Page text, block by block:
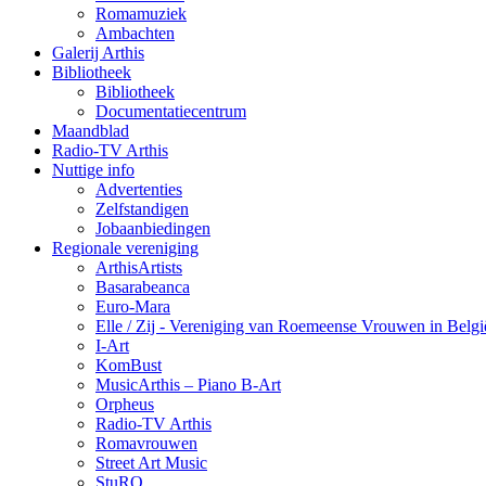
Romamuziek
Ambachten
Galerij Arthis
Bibliotheek
Bibliotheek
Documentatiecentrum
Maandblad
Radio-TV Arthis
Nuttige info
Advertenties
Zelfstandigen
Jobaanbiedingen
Regionale vereniging
ArthisArtists
Basarabeanca
Euro-Mara
Elle / Zij - Vereniging van Roemeense Vrouwen in
I-Art
KomBust
MusicArthis – Piano B-Art
Orpheus
Radio-TV Arthis
Romavrouwen
Street Art Music
StuRO